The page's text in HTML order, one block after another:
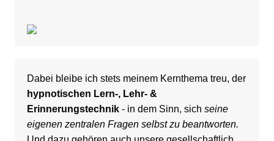
Dabei bleibe ich stets meinem Kernthema treu, der
hypnotischen Lern-, Lehr- &
Erinnerungstechnik- in dem Sinn, sich seine
eigenen zentralen Fragen selbst zu beantworten.